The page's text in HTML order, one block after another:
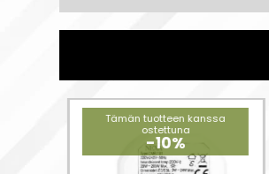
Tämän tuotteen kanssa
ostettuna
-10%